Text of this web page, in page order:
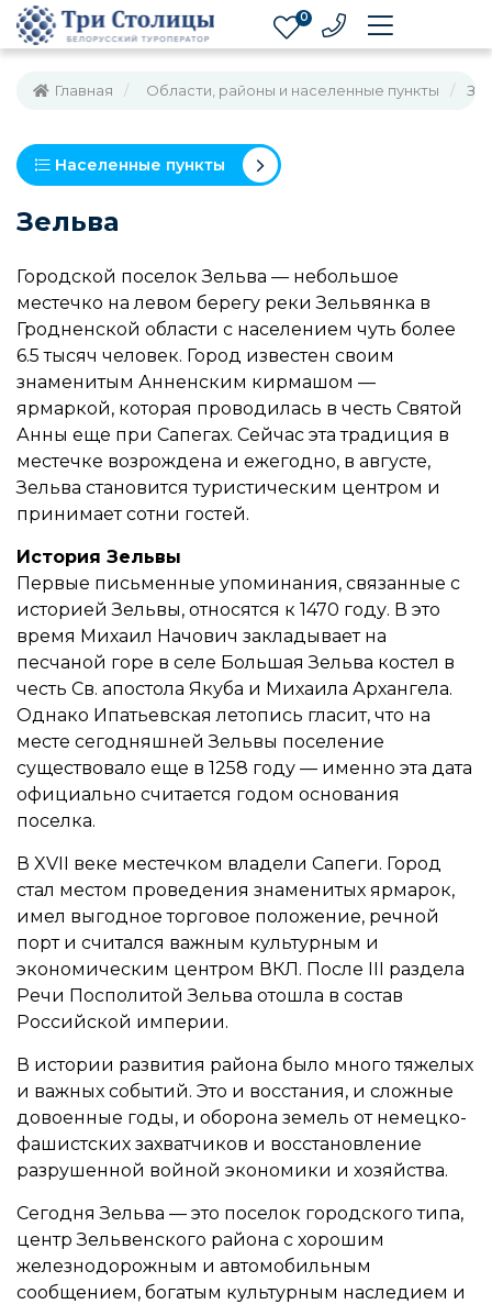
0
Главная Области, районы и населенные пункты
Населенные пункты
Зельва
Городской поселок Зельва — небольшое
местечко на левом берегу реки Зельвянка в
Гродненской области с населением чуть более
6.5 тысяч человек. Город известен своим
знаменитым Анненским кирмашом —
ярмаркой, которая проводилась в честь Святой
Анны еще при Сапегах. Сейчас эта традиция в
местечке возрождена и ежегодно, в августе,
Зельва становится туристическим центром и
принимает сотни гостей.
История Зельвы
Первые письменные упоминания, связанные с
историей Зельвы, относятся к 1470 году. В это
время Михаил Начович закладывает на
песчаной горе в селе Большая Зельва костел в
честь Св. апостола Якуба и Михаила Архангела.
Однако Ипатьевская летопись гласит, что на
месте сегодняшней Зельвы поселение
существовало еще в 1258 году — именно эта дата
официально считается годом основания
поселка.
В XVII веке местечком владели Сапеги. Город
стал местом проведения знаменитых ярмарок,
имел выгодное торговое положение, речной
порт и считался важным культурным и
экономическим центром ВКЛ. После III раздела
Речи Посполитой Зельва отошла в состав
Российской империи.
В истории развития района было много тяжелых
и важных событий. Это и восстания, и сложные
довоенные годы, и оборона земель от немецко-
фашистских захватчиков и восстановление
разрушенной войной экономики и хозяйства.
Сегодня Зельва — это поселок городского типа,
центр Зельвенского района с хорошим
железнодорожным и автомобильным
сообщением, богатым культурным наследием и